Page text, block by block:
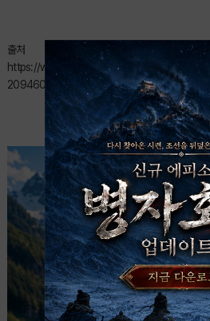
출처
https://www.facebook.com/photo/
20946057672126